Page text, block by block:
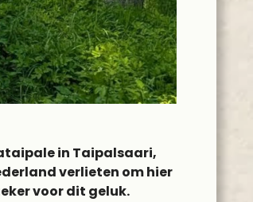
in Taipalsaari,
verlieten om hier
voor dit geluk.